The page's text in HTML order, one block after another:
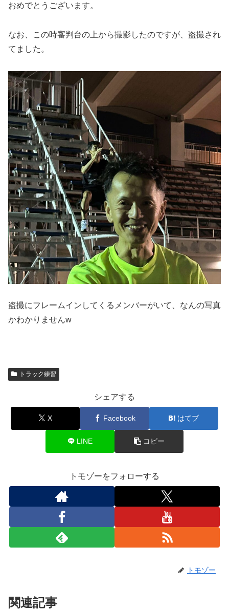
おめでとうございます。
なお、この時審判台の上から撮影したのですが、盗撮され
てました。
盗撮にフレームインしてくるメンバーがいて、なんの写真
かわかりませんw
トラック練習
シェアする
X Facebook はてブ
LINE コピー
トモゾーをフォローする
トモゾー
関連記事